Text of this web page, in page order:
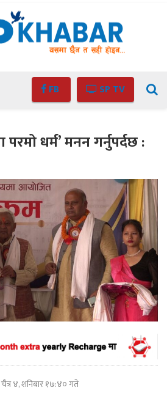
FB SP TV
धर्म’ मनन गर्नुपर्दछ :
४, शनिबार १७:४० गते